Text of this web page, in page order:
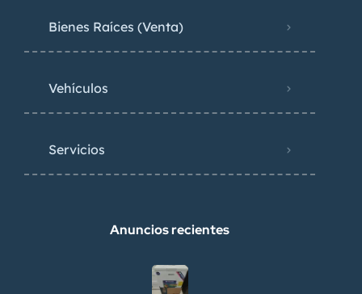
Bienes Raíces (Venta)
Vehículos
Servicios
Anuncios recientes